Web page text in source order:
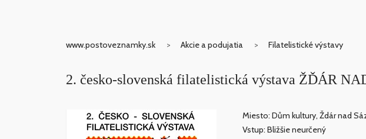
www.postoveznamky.sk Akcie a podujatia Filatelistické výstavy
2. česko-slovenská filatelistická výstava ŽĎÁR
Miesto: Dům kultury, Ždár nad
Vstup: Bližšie neurčený